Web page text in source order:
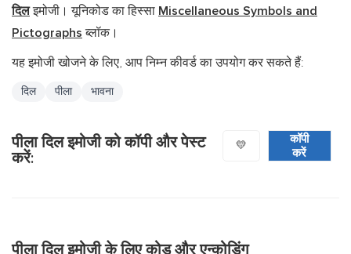
दिलइमोजी। यूनिकोड का हिस्सा Miscellaneous Symbols and
Pictographs ब्लॉक।
यह इमोजी खोजने के लिए, आप निम्न कीवर्ड का उपयोग कर सकते हैं:
दिल पीला भावना
पीला दिल इमोजी को कॉपी और पेस्ट
करें:
💛
कॉपी
करें
पीला दिल इमोजी के लिए कोड और एन्कोडिंग